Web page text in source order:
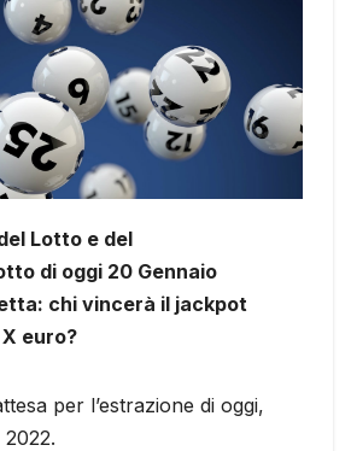
Lotto e del
di oggi 20 Gennaio
chi vincerà il jackpot
euro?
per l’estrazione di oggi,